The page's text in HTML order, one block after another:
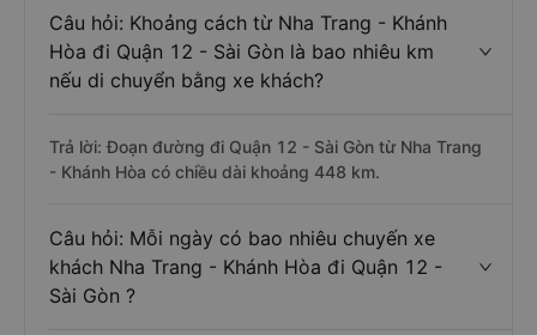
Câu hỏi: Khoảng cách từ Nha Trang - Khánh
Hòa đi Quận 12 - Sài Gòn là bao nhiêu km
nếu di chuyển bằng xe khách?
Trả lời: Đoạn đường đi Quận 12 - Sài Gòn từ Nha Trang
- Khánh Hòa có chiều dài khoảng 448 km.
Câu hỏi: Mỗi ngày có bao nhiêu chuyến xe
khách Nha Trang - Khánh Hòa đi Quận 12 -
Sài Gòn ?